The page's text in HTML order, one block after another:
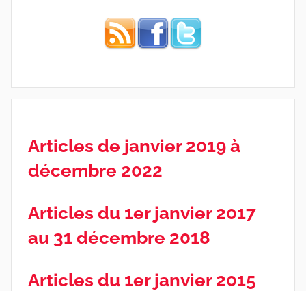
Articles de janvier 2019 à
décembre 2022
Articles du 1er janvier 2017
au 31 décembre 2018
Articles du 1er janvier 2015